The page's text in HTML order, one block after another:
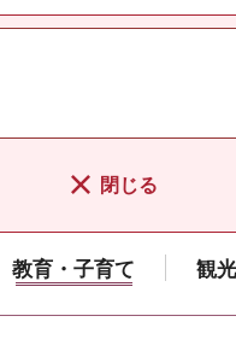
閉じる
教育・子育て 観